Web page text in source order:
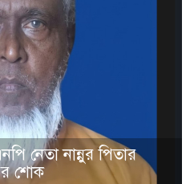
নেতা নান্নুর পিতার
শোক